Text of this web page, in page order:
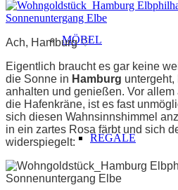
MÖBEL
REGALE
Ach, Hamburg ♡
Eigentlich braucht es gar keine
die Sonne in Hamburg untergeht,
anhalten und genießen. Vor
die Hafenkräne, ist es fast
sich diesen Wahnsinnshimmel
in ein zartes Rosa färbt und sich
widerspiegelt: